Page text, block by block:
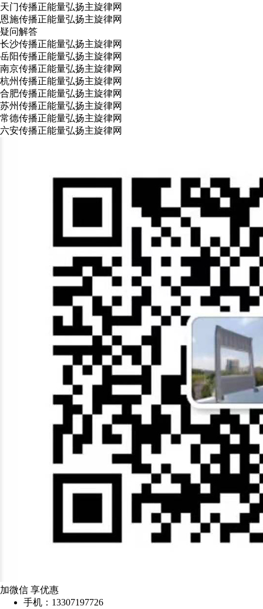
天门传播正能量弘扬主旋律网
恩施传播正能量弘扬主旋律网
疑问解答
长沙传播正能量弘扬主旋律网
岳阳传播正能量弘扬主旋律网
南京传播正能量弘扬主旋律网
杭州传播正能量弘扬主旋律网
合肥传播正能量弘扬主旋律网
苏州传播正能量弘扬主旋律网
常德传播正能量弘扬主旋律网
六安传播正能量弘扬主旋律网
加微信 享优惠
手机：13307197726